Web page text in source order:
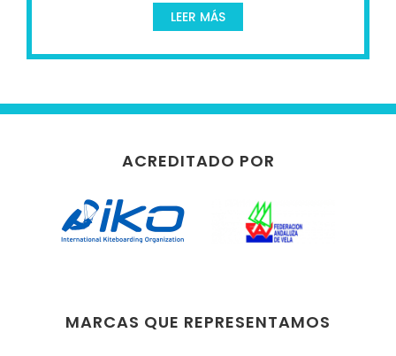
LEER MÁS
ACREDITADO POR
MARCAS QUE REPRESENTAMOS